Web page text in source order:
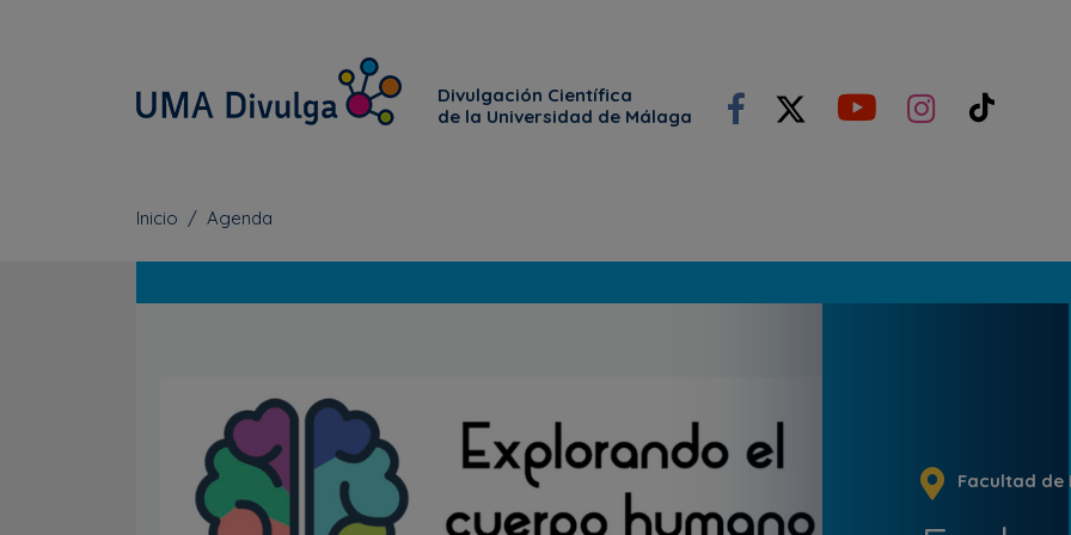
Divulgación Científica
de la Universidad de Málaga
Inicio Agenda
Facultad de